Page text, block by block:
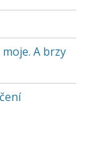
A brzy